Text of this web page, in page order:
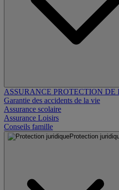
ASSURANCE PROTECTION
Garantie des accidents de la vie
Assurance scolaire
Assurance Loisirs
Conseils famille
Protection